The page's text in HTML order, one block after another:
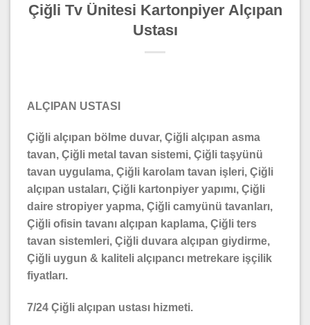
Çiğli Tv Ünitesi Kartonpiyer Alçıpan
Ustası
ALÇIPAN USTASI
Çiğli alçıpan bölme duvar, Çiğli alçıpan asma
tavan, Çiğli metal tavan sistemi, Çiğli taşyünü
tavan uygulama, Çiğli karolam tavan işleri, Çiğli
alçıpan ustaları, Çiğli kartonpiyer yapımı, Çiğli
daire stropiyer yapma, Çiğli camyünü tavanları,
Çiğli ofisin tavanı alçıpan kaplama, Çiğli ters
tavan sistemleri, Çiğli duvara alçıpan giydirme,
Çiğli uygun & kaliteli alçıpancı metrekare işçilik
fiyatları.
7/24 Çiğli alçıpan ustası hizmeti.